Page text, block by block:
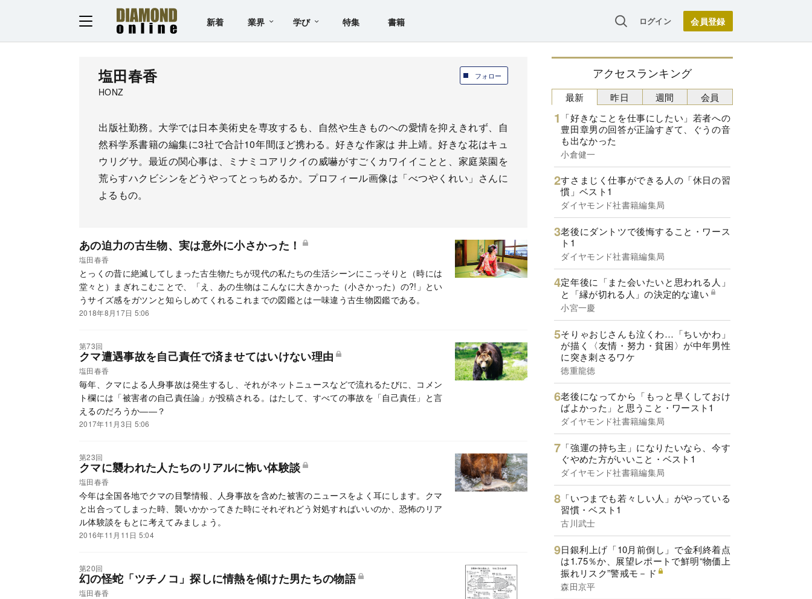
新着 業界 学び 特集 書籍 ログイン
フォロー
塩田春香
HONZ
出版社勤務。大学では日本美術史を専攻するも、自然や生きものへの愛情を抑えきれず、自
然科学系書籍の編集に3社で合計10年間ほど携わる。好きな作家は 井上靖。好きな花はキュ
ウリグサ。最近の関心事は、ミナミコアリクイの威嚇がすごくカワイイことと、家庭菜園を
荒らすハクビシンをどうやってとっちめるか。プロフィール画像は「べつやくれい」さんに
よるもの。
あの迫力の古生物、実は意外に小さかった！
塩田春香
とっくの昔に絶滅してしまった古生物たちが現代の私たちの生活シーンにこっそりと（時には
堂々と）まぎれこむことで、「え、あの生物はこんなに大きかった（小さかった）の?!」とい
うサイズ感をガツンと知らしめてくれるこれまでの図鑑とは一味違う古生物図鑑である。
2018年8月17日 5:06
第73回
クマ遭遇事故を自己責任で済ませてはいけない理由
塩田春香
毎年、クマによる人身事故は発生するし、それがネットニュースなどで流れるたびに、コメン
ト欄には「被害者の自己責任論」が投稿される。はたして、すべての事故を「自己責任」と言
えるのだろうか――？
2017年11月3日 5:06
第23回
クマに襲われた人たちのリアルに怖い体験談
塩田春香
今年は全国各地でクマの目撃情報、人身事故を含めた被害のニュースをよく耳にします。クマ
と出合ってしまった時、襲いかかってきた時にそれぞれどう対処すればいいのか、恐怖のリア
ル体験談をもとに考えてみましょう。
2016年11月11日 5:04
第20回
幻の怪蛇「ツチノコ」探しに情熱を傾けた男たちの物語
塩田春香
アクセスランキング
最新
「好きなことを仕事にしたい」若者への
豊田章男の回答が正論すぎて、ぐうの音
も出なかった
小倉健一
すさまじく仕事ができる人の「休日の習
慣」ベスト1
ダイヤモンド社書籍編集局
老後にダントツで後悔すること・ワース
ト1
ダイヤモンド社書籍編集局
定年後に「また会いたいと思われる人」
と「縁が切れる人」の決定的な違い
小宮一慶
そりゃおじさんも泣くわ…「ちいかわ」
が描く〈友情・努力・貧困〉が中年男性
に突き刺さるワケ
徳重龍徳
老後になってから「もっと早くしておけ
ばよかった」と思うこと・ワースト1
ダイヤモンド社書籍編集局
「強運の持ち主」になりたいなら、今す
ぐやめた方がいいこと・ベスト1
ダイヤモンド社書籍編集局
「いつまでも若々しい人」がやっている
習慣・ベスト1
古川武士
日銀利上げ「10月前倒し」で金利終着点
は1.75％か、展望レポートで鮮明“物価上
振れリスク”警戒モ－ド
森田京平
昨日 週間 会員